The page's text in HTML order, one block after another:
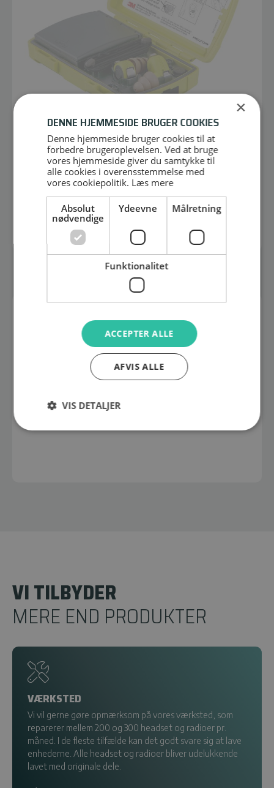
LEP-200 EU
7100141817
3.571,00DKK
Vejl. pris ex. moms
BESKRIVELSE
3M™ Peltor™ Tactical XP™ Hearing protection neckband.
VI TILBYDER
MERE END PRODUKTER
VÆRKSTED
Vi vil gerne gøre opmærksom på vores værksted, som
reparerer mellem 200 og 300 headset og radioer pr.
måned. I de fleste tilfælde kan det godt svare sig at lave
enhederne. Alle headset og radioer bliver udelukkende
lavet med originale dele.
×
DENNE HJEMMESIDE BRUGER COOKIES
Denne hjemmeside bruger cookies til at
forbedre brugeroplevelsen. Ved at bruge
vores hjemmeside giver du samtykke til
alle cookies i overensstemmelse med
vores cookiepolitik. Læs mere
Absolut
nødvendige
Ydeevne Målretning
Funktionalitet
ACCEPTER ALLE
AFVIS ALLE
VIS DETALJER